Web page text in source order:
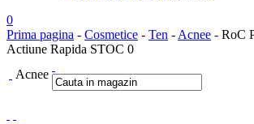
0
Prima pagina - Cosmetice - Ten - Acnee - RoC
Actiune Rapida STOC 0
Acnee